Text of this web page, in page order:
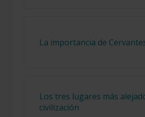
La importancia de
Los tres lugares más
civilización